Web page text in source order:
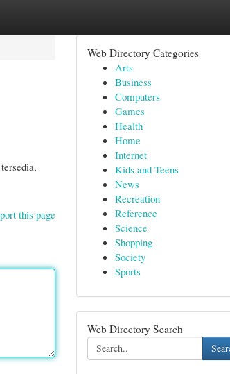
this page
Web Directory Categories
Arts
Business
Computers
Games
Health
Home
Internet
Kids and Teens
News
Recreation
Reference
Science
Shopping
Society
Sports
Web Directory Search